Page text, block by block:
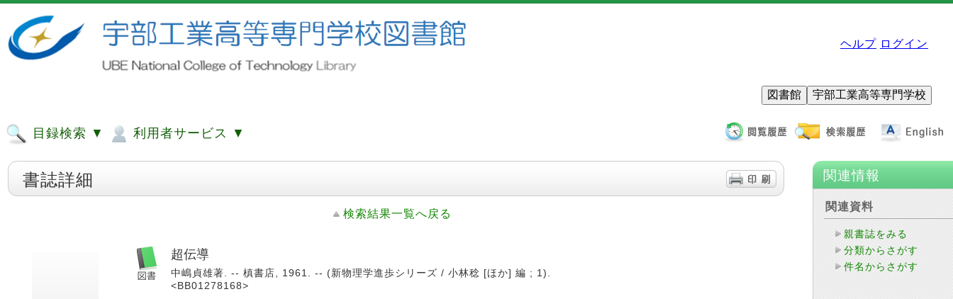
ヘルプ ログイン
図書館 宇部工業高等専門学校
目録検索 ▼ 利用者サービス ▼
書誌詳細
検索結果一覧へ戻る
超伝導
中嶋貞雄著. -- 槙書店, 1961. -- (新物理学進歩シリーズ / 小林稔 [ほか] 編 ; 1).
<BB01278168>
関連情報
関連資料
親書誌をみる
分類からさがす
件名からさがす